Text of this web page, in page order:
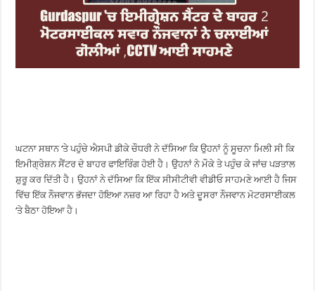
ਘਟਨਾ ਸਥਾਨ ‘ਤੇ ਪਹੁੰਚੇ ਐਸਪੀ ਡੀਕੇ ਚੌਧਰੀ ਨੇ ਦੱਸਿਆ ਕਿ ਉਹਨਾਂ ਨੂੰ ਸੂਚਨਾ ਮਿਲੀ ਸੀ ਕਿ
ਇਮੀਗ੍ਰੇਸ਼ਨ ਸੈਂਟਰ ਦੇ ਬਾਹਰ ਫਾਇਰਿੰਗ ਹੋਈ ਹੈ। ਉਹਨਾਂ ਨੇ ਮੌਕੇ ਤੇ ਪਹੁੰਚ ਕੇ ਜਾਂਚ ਪੜਤਾਲ
ਸ਼ੁਰੂ ਕਰ ਦਿੱਤੀ ਹੈ। ਉਹਨਾਂ ਨੇ ਦੱਸਿਆ ਕਿ ਇੱਕ ਸੀਸੀਟੀਵੀ ਵੀਡੀਓ ਸਾਹਮਣੇ ਆਈ ਹੈ ਜਿਸ
ਵਿੱਚ ਇੱਕ ਨੌਜਵਾਨ ਭੱਜਦਾ ਹੋਇਆ ਨਜ਼ਰ ਆ ਰਿਹਾ ਹੈ ਅਤੇ ਦੂਸਰਾ ਨੌਜਵਾਨ ਮੋਟਰਸਾਈਕਲ
‘ਤੇ ਬੈਠਾ ਹੋਇਆ ਹੈ।